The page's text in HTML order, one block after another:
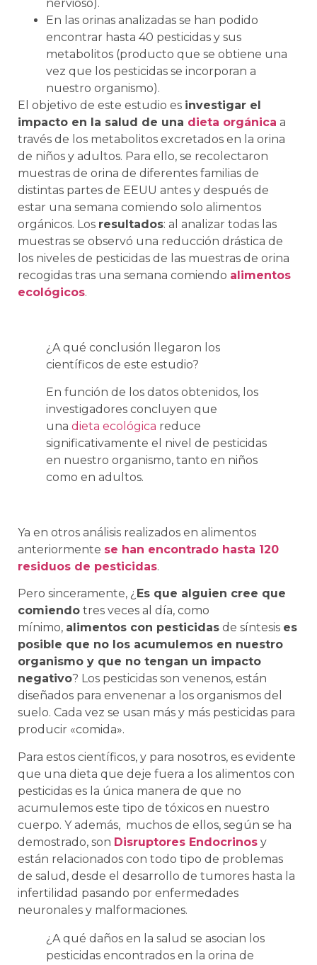
nervioso).
En las orinas analizadas se han podido
encontrar hasta 40 pesticidas y sus
metabolitos (producto que se obtiene una
vez que los pesticidas se incorporan a
nuestro organismo).
El objetivo de este estudio es investigar el
impacto en la salud de una dieta orgánica a
través de los metabolitos excretados en la orina
de niños y adultos. Para ello, se recolectaron
muestras de orina de diferentes familias de
distintas partes de EEUU antes y después de
estar una semana comiendo solo alimentos
orgánicos. Los resultados: al analizar todas las
muestras se observó una reducción drástica de
los niveles de pesticidas de las muestras de orina
recogidas tras una semana comiendo alimentos
ecológicos.
¿A qué conclusión llegaron los
científicos de este estudio?
En función de los datos obtenidos, los
investigadores concluyen que
una dieta ecológica reduce
significativamente el nivel de pesticidas
en nuestro organismo, tanto en niños
como en adultos.
Ya en otros análisis realizados en alimentos
anteriormente se han encontrado hasta 120
residuos de pesticidas.
Pero sinceramente, ¿ Es que alguien cree que
comiendo tres veces al día, como
mínimo, alimentos con pesticidas de síntesis es
posible que no los acumulemos en nuestro
organismo y que no tengan un impacto
negativo? Los pesticidas son venenos, están
diseñados para envenenar a los organismos del
suelo. Cada vez se usan más y más pesticidas para
producir «comida».
Para estos científicos, y para nosotros, es evidente
que una dieta que deje fuera a los alimentos con
pesticidas es la única manera de que no
acumulemos este tipo de tóxicos en nuestro
cuerpo. Y además, muchos de ellos, según se ha
demostrado, son Disruptores Endocrinos y
están relacionados con todo tipo de problemas
de salud, desde el desarrollo de tumores hasta la
infertilidad pasando por enfermedades
neuronales y malformaciones.
¿A qué daños en la salud se asocian los
pesticidas encontrados en la orina de